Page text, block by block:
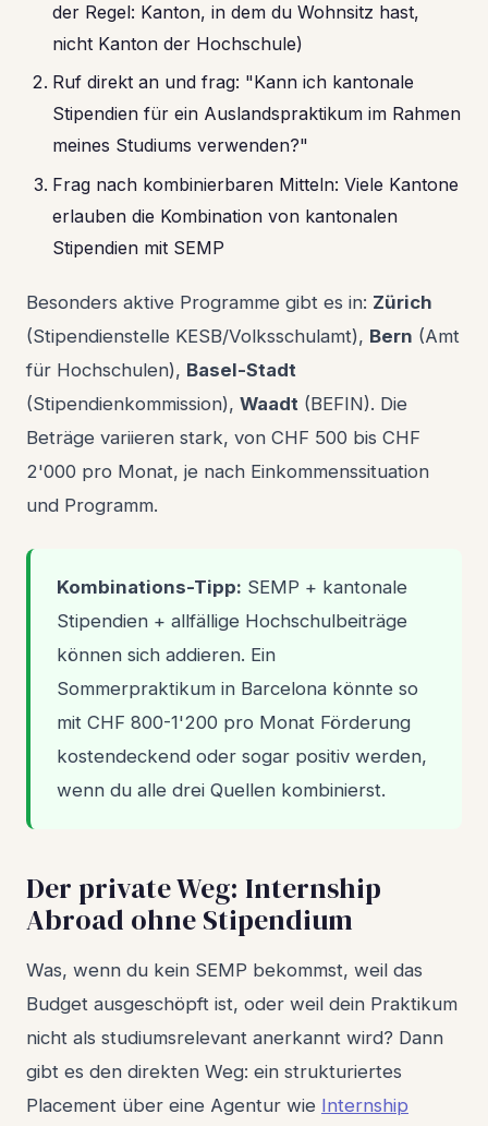
der Regel: Kanton, in dem du Wohnsitz hast,
nicht Kanton der Hochschule)
Ruf direkt an und frag: "Kann ich kantonale
Stipendien für ein Auslandspraktikum im Rahmen
meines Studiums verwenden?"
Frag nach kombinierbaren Mitteln: Viele Kantone
erlauben die Kombination von kantonalen
Stipendien mit SEMP
Besonders aktive Programme gibt es in: Zürich
(Stipendienstelle KESB/Volksschulamt), Bern (Amt
für Hochschulen), Basel-Stadt
(Stipendienkommission), Waadt (BEFIN). Die
Beträge variieren stark, von CHF 500 bis CHF
2'000 pro Monat, je nach Einkommenssituation
und Programm.
Kombinations-Tipp: SEMP + kantonale
Stipendien + allfällige Hochschulbeiträge
können sich addieren. Ein
Sommerpraktikum in Barcelona könnte so
mit CHF 800-1'200 pro Monat Förderung
kostendeckend oder sogar positiv werden,
wenn du alle drei Quellen kombinierst.
Der private Weg: Internship
Abroad ohne Stipendium
Was, wenn du kein SEMP bekommst, weil das
Budget ausgeschöpft ist, oder weil dein Praktikum
nicht als studiumsrelevant anerkannt wird? Dann
gibt es den direkten Weg: ein strukturiertes
Placement über eine Agentur wie Internship